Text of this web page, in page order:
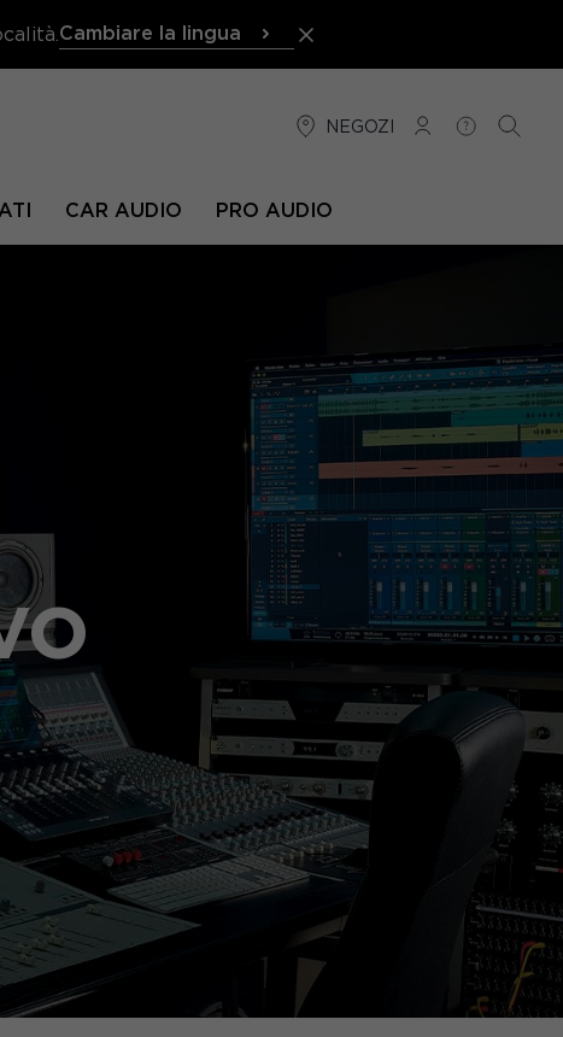
Cambiare la lingua
NEGOZI
CONNESSIONE
AIUTO
CAR AUDIO PRO AUDIO